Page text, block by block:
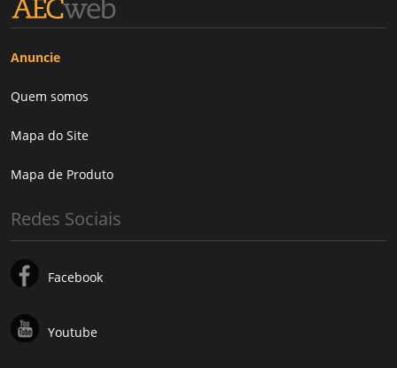
Anuncie
Quem somos
Mapa do Site
Mapa de Produto
Redes Sociais
Facebook
Youtube